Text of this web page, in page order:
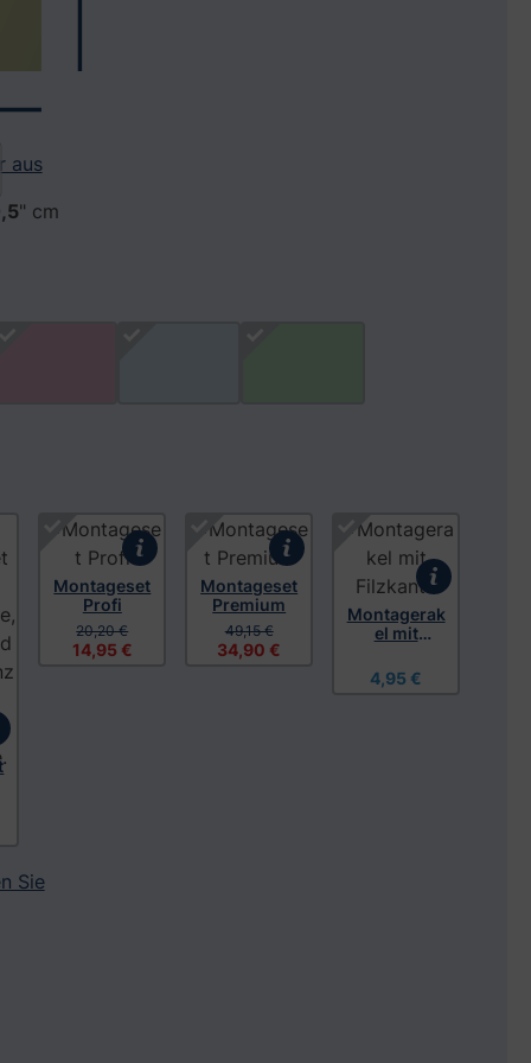
aus
" cm
Montageset
Profi
14,95 €
20,20 €
Montageset
Premium
34,90 €
49,15 €
Montagerak
el mit
4,95 €
Sie